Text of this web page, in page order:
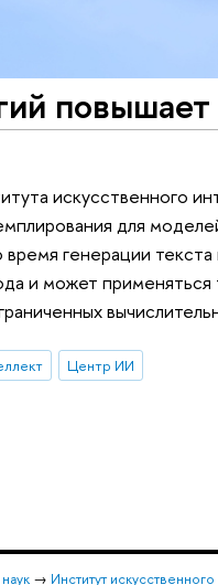
повышает
искусственного
для
генерации
и может
Центр ИИ
→ Институт